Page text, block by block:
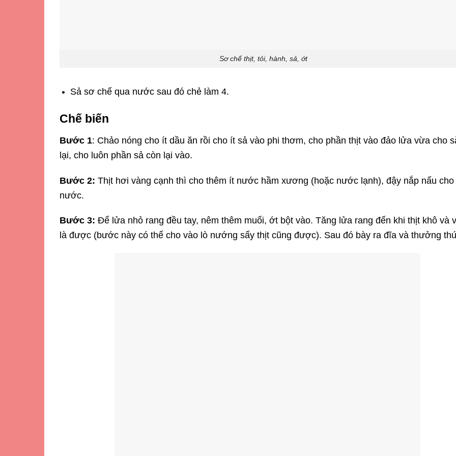
Sơ chế thịt, tỏi, hành, sả, ớt
Sả sơ chế qua nước sau đó chẻ làm 4.
Chế biến
Bước 1: Chảo nóng cho ít dầu ăn rồi cho ít sả vào phi thơm, cho phần thịt vào đảo lửa vừa cho
lại, cho luôn phần sả còn lại vào.
Bước 2: Thịt hơi vàng cạnh thì cho thêm ít nước hầm xương (hoặc nước lạnh), đậy nắp nấu cho
nước.
Bước 3: Để lửa nhỏ rang đều tay, nêm thêm muối, ớt bột vào. Tăng lửa rang đến khi thịt khô và
là được (bước này có thể cho vào lò nướng sấy thịt cũng được). Sau đó bày ra đĩa và thưởng